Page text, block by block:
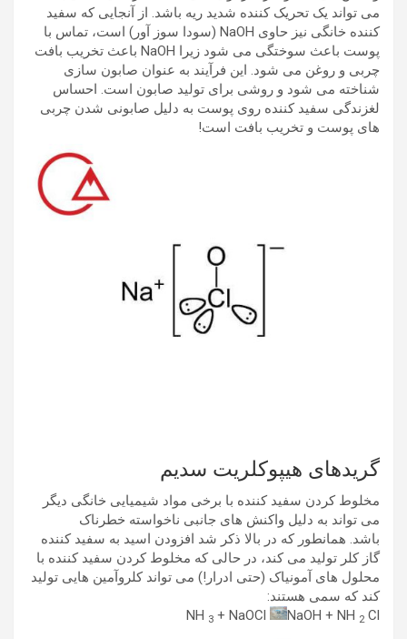
می تواند یک تحریک کننده شدید ریه باشد. از آنجایی که سفید
کننده خانگی نیز حاوی NaOH (سودا سوز آور) است، تماس با
پوست باعث سوختگی می شود زیرا NaOH باعث تخریب بافت
چربی و روغن می شود. این فرآیند به عنوان صابون سازی
شناخته می شود و روشی برای تولید صابون است. احساس
لغزندگی سفید کننده روی پوست به دلیل صابونی شدن چربی
های پوست و تخریب بافت است!
گریدهای هیپوکلریت سدیم
مخلوط کردن سفید کننده با برخی مواد شیمیایی خانگی دیگر
می تواند به دلیل واکنش های جانبی ناخواسته خطرناک
باشد. همانطور که در بالا ذکر شد افزودن اسید به سفید کننده
گاز کلر تولید می کند، در حالی که مخلوط کردن سفید کننده با
محلول های آمونیاک (حتی ادرار!) می تواند کلروآمین هایی تولید
کند که سمی هستند:
NH 3 + NaOCl NaOH + NH 2 Cl